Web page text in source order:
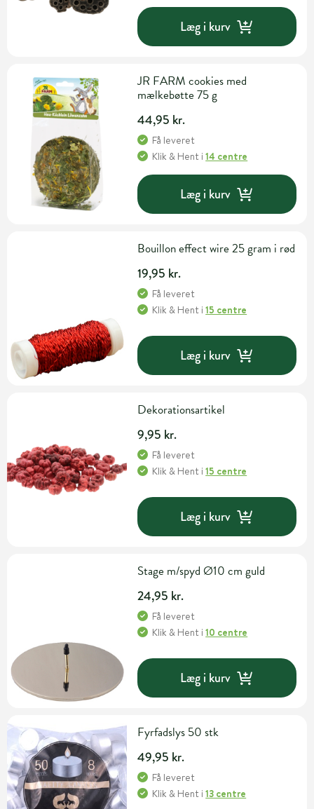
Læg i kurv
JR FARM cookies med
mælkebøtte 75 g
44,95 kr.
Få leveret
Klik & Hent i14 centre
Læg i kurv
Bouillon effect wire 25 gram i rød
19,95 kr.
Få leveret
Klik & Hent i15 centre
Læg i kurv
Dekorationsartikel
9,95 kr.
Få leveret
Klik & Hent i15 centre
Læg i kurv
Stage m/spyd Ø10 cm guld
24,95 kr.
Få leveret
Klik & Hent i10 centre
Læg i kurv
Fyrfadslys 50 stk
49,95 kr.
Få leveret
Klik & Hent i13 centre